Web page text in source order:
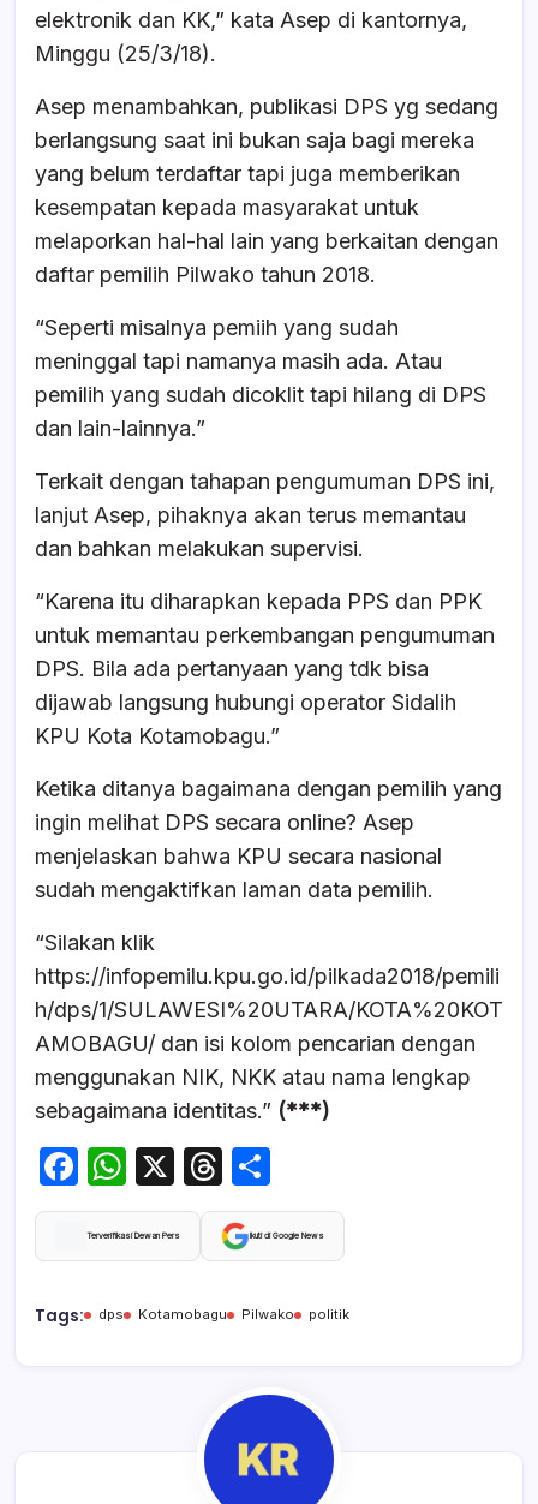
elektronik dan KK,” kata Asep di kantornya,
Minggu (25/3/18).
Asep menambahkan, publikasi DPS yg sedang
berlangsung saat ini bukan saja bagi mereka
yang belum terdaftar tapi juga memberikan
kesempatan kepada masyarakat untuk
melaporkan hal-hal lain yang berkaitan dengan
daftar pemilih Pilwako tahun 2018.
“Seperti misalnya pemiih yang sudah
meninggal tapi namanya masih ada. Atau
pemilih yang sudah dicoklit tapi hilang di DPS
dan lain-lainnya.”
Terkait dengan tahapan pengumuman DPS ini,
lanjut Asep, pihaknya akan terus memantau
dan bahkan melakukan supervisi.
“Karena itu diharapkan kepada PPS dan PPK
untuk memantau perkembangan pengumuman
DPS. Bila ada pertanyaan yang tdk bisa
dijawab langsung hubungi operator Sidalih
KPU Kota Kotamobagu.”
Ketika ditanya bagaimana dengan pemilih yang
ingin melihat DPS secara online? Asep
menjelaskan bahwa KPU secara nasional
sudah mengaktifkan laman data pemilih.
“Silakan klik
https://infopemilu.kpu.go.id/pilkada2018/pemili
h/dps/1/SULAWESI%20UTARA/KOTA%20KOT
AMOBAGU/ dan isi kolom pencarian dengan
menggunakan NIK, NKK atau nama lengkap
sebagaimana identitas.” (***)
F
a
c
b
W
h
at
A
X
T
hr
e
d
h
ar
Terverifikasi Dewan Pers Ikuti di Google News
Tags: dps Kotamobagu Pilwako politik